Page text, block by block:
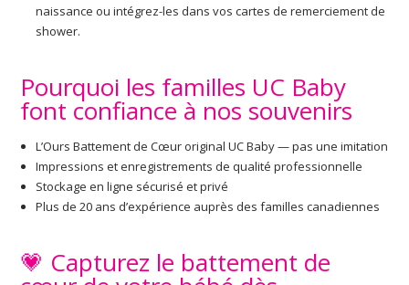
naissance ou intégrez-les dans vos cartes de remerciement de
shower.
Pourquoi les familles UC Baby
font confiance à nos souvenirs
L’Ours Battement de Cœur original UC Baby — pas une imitation
Impressions et enregistrements de qualité professionnelle
Stockage en ligne sécurisé et privé
Plus de 20 ans d’expérience auprès des familles canadiennes
💗 Capturez le battement de